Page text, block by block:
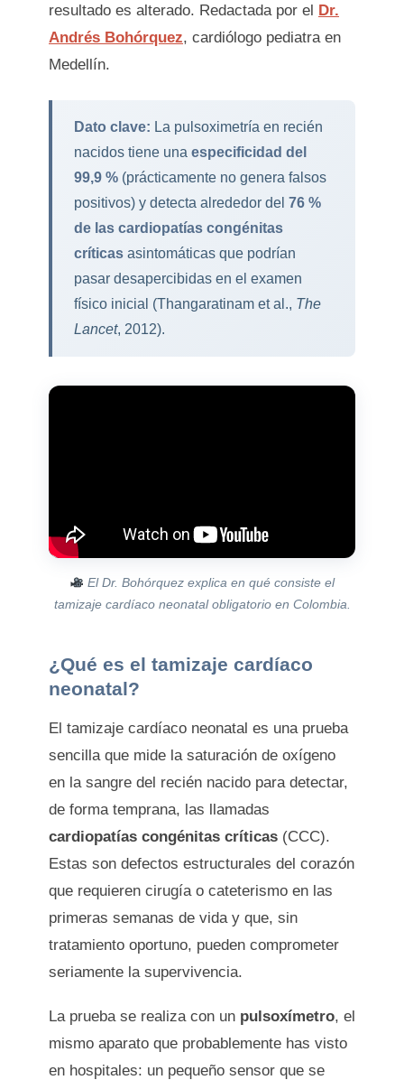
resultado es alterado. Redactada por el Dr.
Andrés Bohórquez, cardiólogo pediatra en
Medellín.
Dato clave: La pulsoximetría en recién
nacidos tiene una especificidad del
99,9 % (prácticamente no genera falsos
positivos) y detecta alrededor del 76 %
de las cardiopatías congénitas
críticas asintomáticas que podrían
pasar desapercibidas en el examen
físico inicial (Thangaratinam et al., The
Lancet, 2012).
El Dr. Bohórquez explica en qué consiste el
tamizaje cardíaco neonatal obligatorio en Colombia.
¿Qué es el tamizaje cardíaco
neonatal?
El tamizaje cardíaco neonatal es una prueba
sencilla que mide la saturación de oxígeno
en la sangre del recién nacido para detectar,
de forma temprana, las llamadas
cardiopatías congénitas críticas (CCC).
Estas son defectos estructurales del corazón
que requieren cirugía o cateterismo en las
primeras semanas de vida y que, sin
tratamiento oportuno, pueden comprometer
seriamente la supervivencia.
La prueba se realiza con un pulsoxímetro, el
mismo aparato que probablemente has visto
en hospitales: un pequeño sensor que se